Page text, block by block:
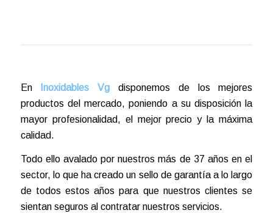
En Inoxidables Vgdisponemos de los mejores
productos del mercado, poniendo a su disposición la
mayor profesionalidad, el mejor precio y la máxima
calidad.
Todo ello avalado por nuestros más de 37 años en el
sector, lo que ha creado un sello de garantía a lo largo
de todos estos años para que nuestros clientes se
sientan seguros al contratar nuestros servicios.